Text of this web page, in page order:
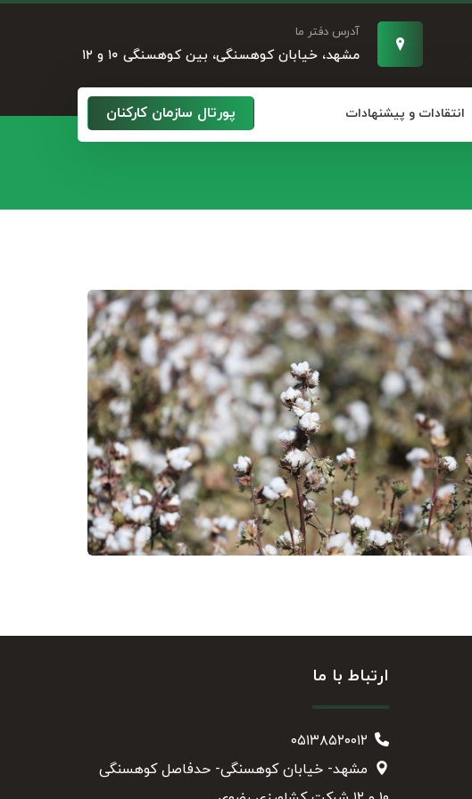
آدرس دفتر ما
مشهد، خیابان کوهسنگی، بین کوهسنگی ۱۰ و ۱۲
انتقادات و پیشنهادات پورتال سازمان کارکنان
ارتباط با ما
۰۵۱۳۸۵۲۰۰۱۲
مشهد- خیابان کوهسنگی- حدفاصل کوهسنگی